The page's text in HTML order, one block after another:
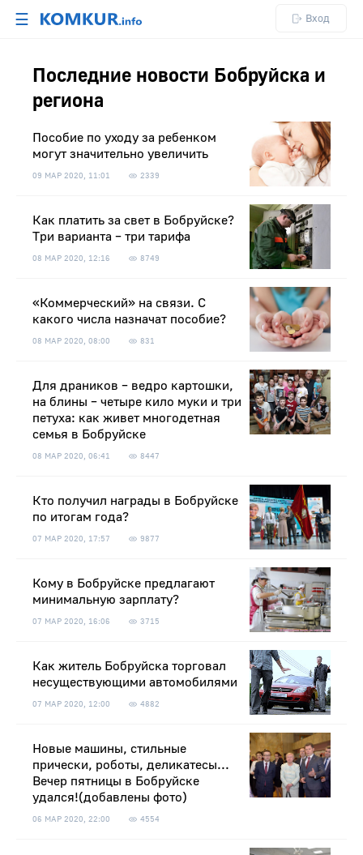
☰ Вход
Последние новости Бобруйска и
региона
Пособие по уходу за ребенком
могут значительно увеличить
09 МАР 2020, 11:01 2339
Как платить за свет в Бобруйске?
Три варианта – три тарифа
08 МАР 2020, 12:16 8749
«Коммерческий» на связи. С
какого числа назначат пособие?
08 МАР 2020, 08:00 831
Для драников – ведро картошки,
на блины – четыре кило муки и три
петуха: как живет многодетная
семья в Бобруйске
08 МАР 2020, 06:41 8447
Кто получил награды в Бобруйске
по итогам года?
07 МАР 2020, 17:57 9877
Кому в Бобруйске предлагают
минимальную зарплату?
07 МАР 2020, 16:06 3715
Как житель Бобруйска торговал
несуществующими автомобилями
07 МАР 2020, 12:00 4882
Новые машины, стильные
прически, роботы, деликатесы...
Вечер пятницы в Бобруйске
удался!(добавлены фото)
06 МАР 2020, 22:00 4554